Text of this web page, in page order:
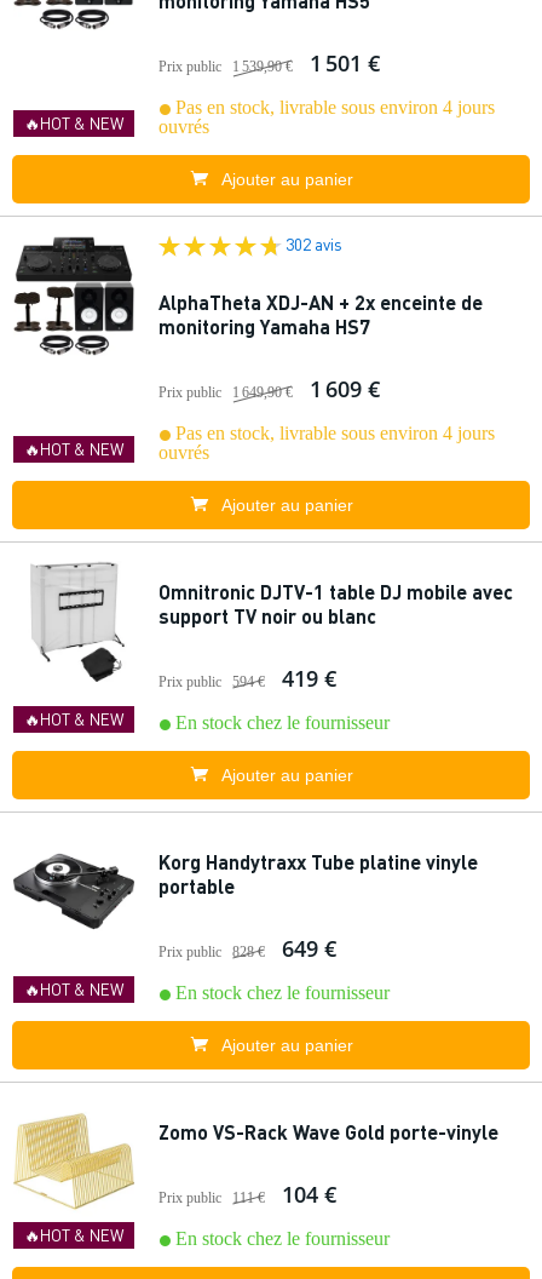
🔥HOT & NEW
Prix public 1 539,90 € 1 501 €
Pas en stock, livrable sous environ 4 jours
ouvrés
Ajouter au panier
🔥HOT & NEW
302 avis
AlphaTheta XDJ-AN + 2x enceinte de
monitoring Yamaha HS7
Prix public 1 649,90 € 1 609 €
Pas en stock, livrable sous environ 4 jours
ouvrés
Ajouter au panier
🔥HOT & NEW
Omnitronic DJTV-1 table DJ mobile avec
support TV noir ou blanc
Prix public 594 € 419 €
En stock chez le fournisseur
Ajouter au panier
🔥HOT & NEW
Korg Handytraxx Tube platine vinyle
portable
Prix public 828 € 649 €
En stock chez le fournisseur
Ajouter au panier
🔥HOT & NEW
Zomo VS-Rack Wave Gold porte-vinyle
Prix public 111 € 104 €
En stock chez le fournisseur